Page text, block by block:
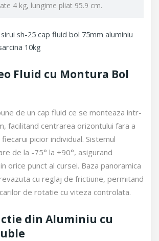
4 kg, lungime pliat 95.9 cm.
Fluid cu Montura Bol
de un cap fluid ce se monteaza intr-
facilitand centrarea orizontului fara a
picior individual. Sistemul
de la -75° la +90°, asigurand
orice punct al cursei. Baza panoramica
cu reglaj de frictiune, permitand
de rotatie cu viteza controlata.
din Aluminiu cu